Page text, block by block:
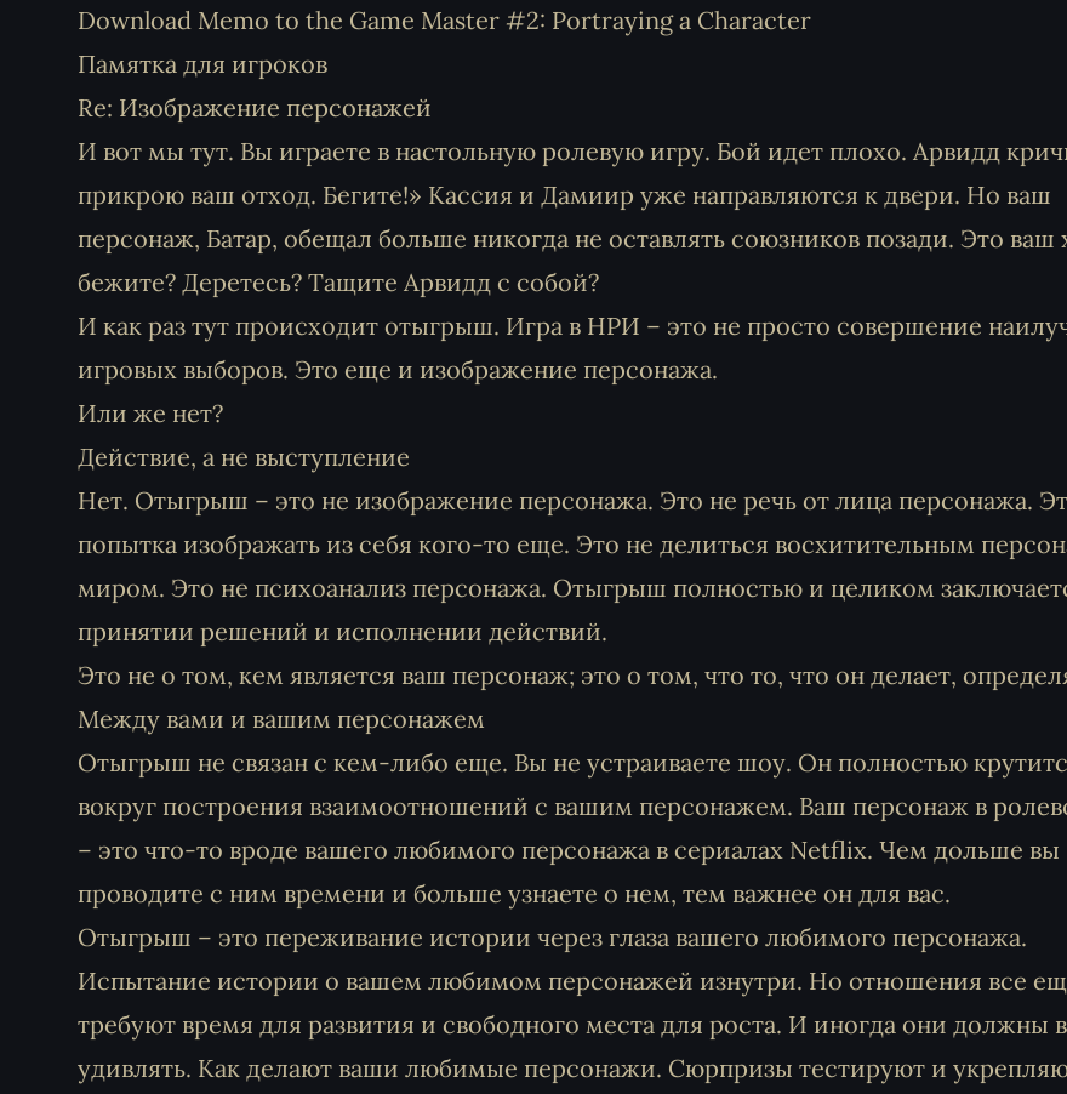
Download Memo to the Game Master #2: Portraying a Character
Памятка для игроков
Re: Изображение персонажей
И вот мы тут. Вы играете в настольную ролевую игру. Бой идет плохо. Арвидд
прикрою ваш отход. Бегите!» Кассия и Дамиир уже направляются к двери. Но ваш
персонаж, Батар, обещал больше никогда не оставлять союзников позади. Это ваш
бежите? Деретесь? Тащите Арвидд с собой?
И как раз тут происходит отыгрыш. Игра в НРИ – это не просто совершение
игровых выборов. Это еще и изображение персонажа.
Или же нет?
Действие, а не выступление
Нет. Отыгрыш – это не изображение персонажа. Это не речь от лица персонажа.
попытка изображать из себя кого-то еще. Это не делиться восхитительным
миром. Это не психоанализ персонажа. Отыгрыш полностью и целиком
принятии решений и исполнении действий.
Это не о том, кем является ваш персонаж; это о том, что то, что он делает,
Между вами и вашим персонажем
Отыгрыш не связан с кем-либо еще. Вы не устраиваете шоу. Он полностью
вокруг построения взаимоотношений с вашим персонажем. Ваш персонаж в
– это что-то вроде вашего любимого персонажа в сериалах Netflix. Чем дольше вы
проводите с ним времени и больше узнаете о нем, тем важнее он для вас.
Отыгрыш – это переживание истории через глаза вашего любимого персонажа.
Испытание истории о вашем любимом персонажей изнутри. Но отношения все
требуют время для развития и свободного места для роста. И иногда они должны
удивлять. Как делают ваши любимые персонажи. Сюрпризы тестируют и